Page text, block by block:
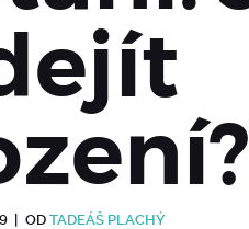
ODTADEÁŠ PLACHÝ